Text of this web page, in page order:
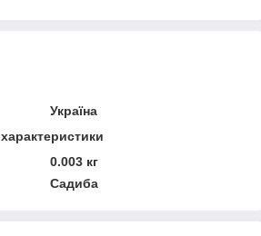
Україна
0.003 кг
Садиба